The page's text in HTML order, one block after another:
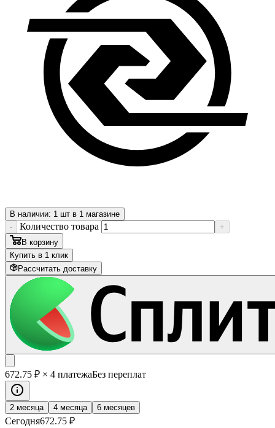
В наличии: 1 шт в 1 магазине
-
Количество товара
+
В корзину
Купить в 1 клик
Рассчитать доставку
672.75 ₽ × 4 платежаБез переплат
2 месяца 4 месяца 6 месяцев
Сегодня672.75 ₽